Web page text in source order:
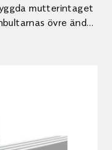
mutterintaget
övre ändar